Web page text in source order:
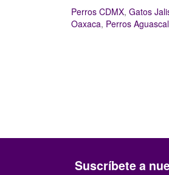
Perros CDMX, Gatos
Oaxaca, Perros
Suscríbete a